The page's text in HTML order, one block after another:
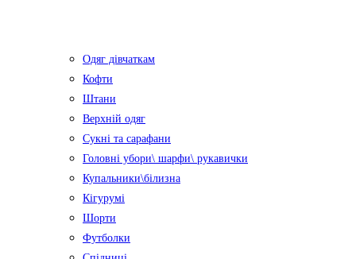
Одяг дівчаткам
Кофти
Штани
Верхній одяг
Сукні та сарафани
Головні убори\ шарфи\ рукавички
Купальники\білизна
Кігурумі
Шорти
Футболки